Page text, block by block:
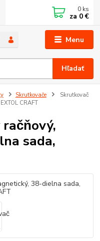
Menu
Hľadať
0 ks
za 0 €
Skrutkovače
Skrutkovač
CRAFT
sada,